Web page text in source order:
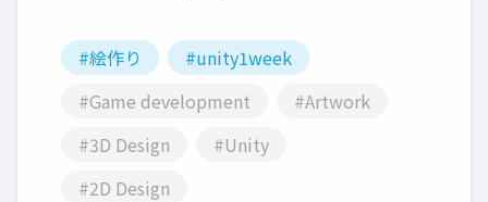
#絵作り
#unity1week
#Game development
#Artwork
#3D Design
#Unity
#2D Design